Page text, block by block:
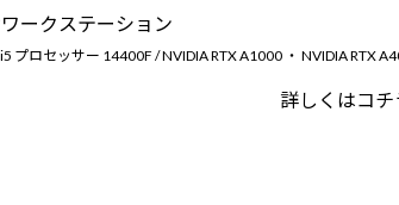
ークステーション
プロセッサー 14400F / NVIDIA RTX A1000 ・ NVIDIA RTX
詳しくはコチ